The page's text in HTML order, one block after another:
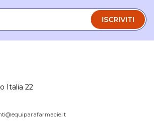
ISCRIVITI
Italia 22